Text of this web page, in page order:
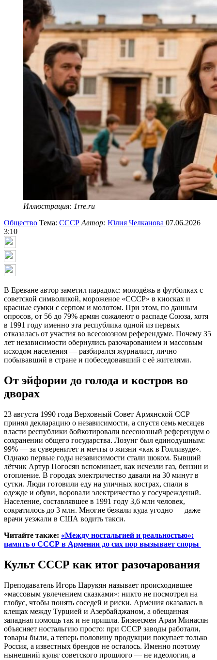
Иллюстрация: 1rre.ru
Общество Тема: СССР Автор: Юлия Челканова 07.06.2026
3:10
В Ереване автор заметил парадокс: молодёжь в футболках с
советской символикой, мороженое «СССР» в киосках и
красные сумки с серпом и молотом. При этом, по данным
опросов, от 56 до 79% армян сожалеют о распаде Союза, хотя
в 1991 году именно эта республика одной из первых
отказалась от участия во всесоюзном референдуме. Почему 35
лет независимости обернулись разочарованием и массовым
исходом населения — разбирался журналист, лично
побывавший в стране и побеседовавший с её жителями.
От эйфории до голода и костров во
дворах
23 августа 1990 года Верховный Совет Армянской ССР
принял декларацию о независимости, а спустя семь месяцев
власти республики бойкотировали всесоюзный референдум о
сохранении общего государства. Лозунг был единодушным:
99% — за суверенитет и мечты о жизни «как в Голливуде».
Однако первые годы независимости стали шоком. Бывший
лётчик Артур Погосян вспоминает, как исчезли газ, бензин и
отопление. В городах электричество давали на 30 минут в
сутки. Люди готовили еду на уличных кострах, спали в
одежде и обуви, воровали электричество у госучреждений.
Население, составлявшее в 1991 году 3,6 млн человек,
сократилось до 3 млн. Многие бежали куда угодно — даже
врачи уезжали в США водить такси.
Читайте также: «Между ностальгией и реальностью»:
память о СССР в Армении до сих пор вызывает споры
Культ СССР как итог разочарования
Преподаватель Игорь Царукян называет происходившее
«массовым увлечением сказками»: никто не посмотрел на
глобус, чтобы понять соседей и риски. Армения оказалась в
клещах между Турцией и Азербайджаном, а обещанная
западная помощь так и не пришла. Бизнесмен Арам Минасян
объясняет ностальгию просто: при СССР заводы работали,
товары были, а теперь половину продукции покупает только
Россия, а известных брендов не осталось. Именно поэтому
нынешний культ советского прошлого — не идеология, а